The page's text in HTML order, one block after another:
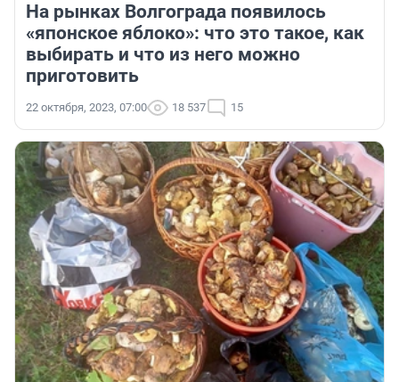
На рынках Волгограда появилось
«японское яблоко»: что это такое, как
выбирать и что из него можно
приготовить
22 октября, 2023, 07:00 18 537 15